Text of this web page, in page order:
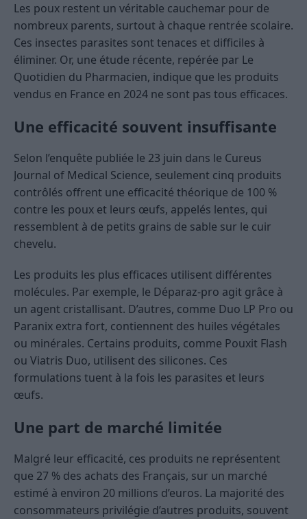
Les poux restent un véritable cauchemar pour de
nombreux parents, surtout à chaque rentrée scolaire.
Ces insectes parasites sont tenaces et difficiles à
éliminer. Or, une étude récente, repérée par Le
Quotidien du Pharmacien, indique que les produits
vendus en France en 2024 ne sont pas tous efficaces.
Une efficacité souvent insuffisante
Selon l’enquête publiée le 23 juin dans le Cureus
Journal of Medical Science, seulement cinq produits
contrôlés offrent une efficacité théorique de 100 %
contre les poux et leurs œufs, appelés lentes, qui
ressemblent à de petits grains de sable sur le cuir
chevelu.
Les produits les plus efficaces utilisent différentes
molécules. Par exemple, le Déparaz-pro agit grâce à
un agent cristallisant. D’autres, comme Duo LP Pro ou
Paranix extra fort, contiennent des huiles végétales
ou minérales. Certains produits, comme Pouxit Flash
ou Viatris Duo, utilisent des silicones. Ces
formulations tuent à la fois les parasites et leurs
œufs.
Une part de marché limitée
Malgré leur efficacité, ces produits ne représentent
que 27 % des achats des Français, sur un marché
estimé à environ 20 millions d’euros. La majorité des
consommateurs privilégie d’autres produits, souvent